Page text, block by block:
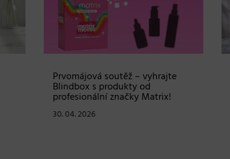
Prvomájová soutěž – vyhrajte
Blindbox s produkty od
profesionální značky Matrix!
30. 04. 2026